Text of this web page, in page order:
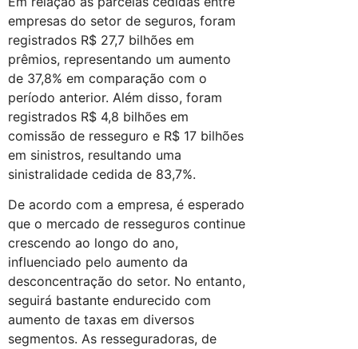
empresas do setor de seguros, foram
registrados R$ 27,7 bilhões em
prêmios, representando um aumento
de 37,8% em comparação com o
período anterior. Além disso, foram
registrados R$ 4,8 bilhões em
comissão de resseguro e R$ 17 bilhões
em sinistros, resultando uma
sinistralidade cedida de 83,7%.
De acordo com a empresa, é esperado
que o mercado de resseguros continue
crescendo ao longo do ano,
influenciado pelo aumento da
desconcentração do setor. No entanto,
seguirá bastante endurecido com
aumento de taxas em diversos
segmentos. As resseguradoras, de